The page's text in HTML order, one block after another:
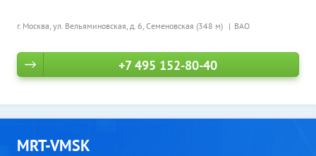
г. Москва, ул. Вельяминовская, д. 6, Семеновская (348 м) ВАО
+7 495 152-80-40
MRT-VMSK